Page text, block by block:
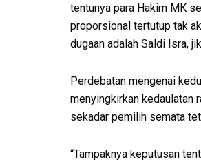
tentunya para Hakim MK
proporsional tertutup tak
dugaan adalah Saldi Isra,
Perdebatan mengenai
menyingkirkan kedaulatan
sekadar pemilih semata
“Tampaknya keputusan